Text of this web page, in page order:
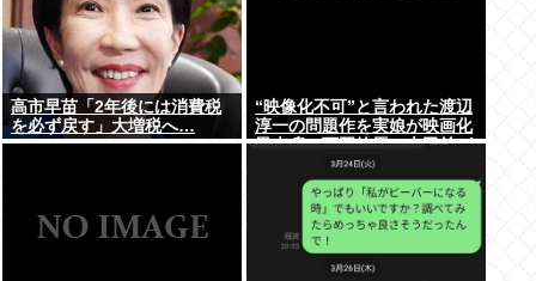
高市早苗「2年後には消費税
を必ず戻す」大増税へ…
“映像化不可”と言われた渡辺
淳一の問題作を実娘が映画化
黒木瞳、西岡徳馬、吉田羊が